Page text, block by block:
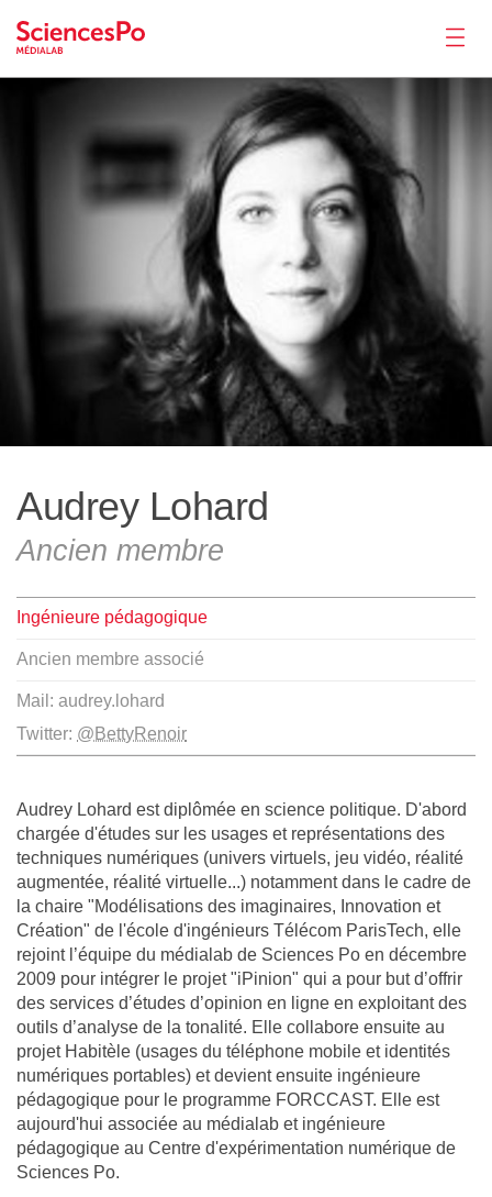
Outils
Séminaire
Recrutement
L'équipe
FR|EN
Audrey Lohard
Audrey Lohard
Ancien membre
Ingénieure pédagogique
Ancien membre associé
Mail: audrey.lohard
Twitter: @BettyRenoir
Audrey Lohard est diplômée en science politique. D'abord
chargée d'études sur les usages et représentations des
techniques numériques (univers virtuels, jeu vidéo, réalité
augmentée, réalité virtuelle...) notamment dans le cadre de
la chaire "Modélisations des imaginaires, Innovation et
Création" de l'école d'ingénieurs Télécom ParisTech, elle
rejoint l’équipe du médialab de Sciences Po en décembre
2009 pour intégrer le projet "iPinion" qui a pour but d’offrir
des services d’études d’opinion en ligne en exploitant des
outils d’analyse de la tonalité. Elle collabore ensuite au
projet Habitèle (usages du téléphone mobile et identités
numériques portables) et devient ensuite ingénieure
pédagogique pour le programme FORCCAST. Elle est
aujourd'hui associée au médialab et ingénieure
pédagogique au Centre d'expérimentation numérique de
Sciences Po.